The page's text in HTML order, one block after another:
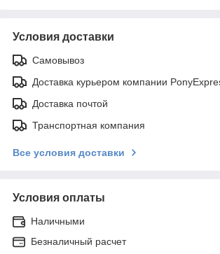
Условия доставки
Самовывоз
Доставка курьером компании
Доставка почтой
Транспортная компания
Все условия доставки
Условия оплаты
Наличными
Безналичный расчет